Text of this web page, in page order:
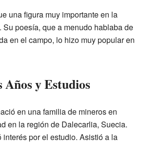
una figura muy importante en la
Su poesía, que a menudo hablaba de
en el campo, lo hizo muy popular en
Años y Estudios
en una familia de mineros en
en la región de Dalecarlia, Suecia.
interés por el estudio. Asistió a la